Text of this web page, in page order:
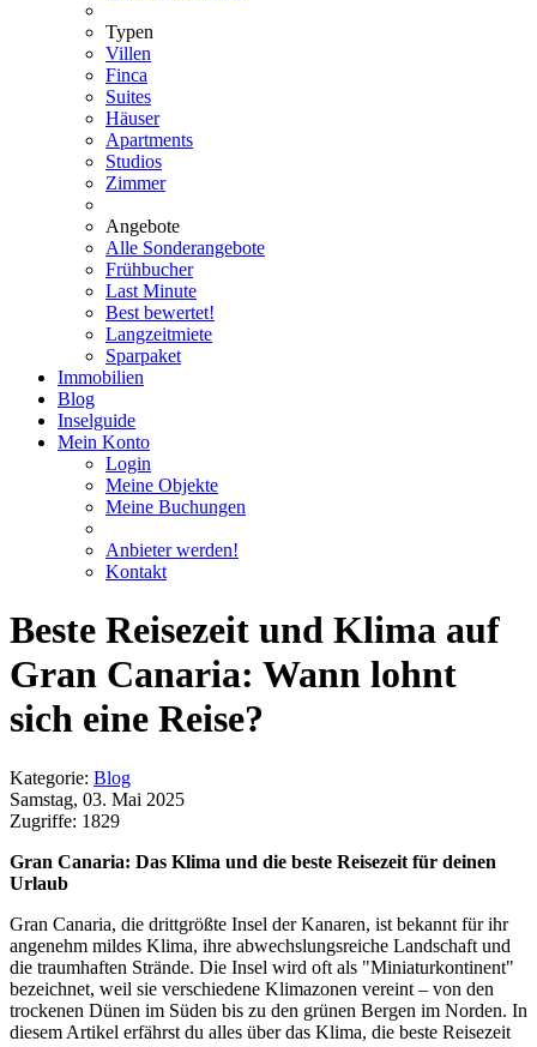
Typen
Villen
Finca
Suites
Häuser
Apartments
Studios
Zimmer
Angebote
Alle Sonderangebote
Frühbucher
Last Minute
Best bewertet!
Langzeitmiete
Sparpaket
Immobilien
Blog
Inselguide
Mein Konto
Login
Meine Objekte
Meine Buchungen
Anbieter werden!
Kontakt
Beste Reisezeit und Klima auf
Gran Canaria: Wann lohnt
sich eine Reise?
Kategorie: Blog
Samstag, 03. Mai 2025
Zugriffe: 1829
Gran Canaria: Das Klima und die beste Reisezeit für deinen
Urlaub
Gran Canaria, die drittgrößte Insel der Kanaren, ist bekannt für ihr
angenehm mildes Klima, ihre abwechslungsreiche Landschaft und
die traumhaften Strände. Die Insel wird oft als "Miniaturkontinent"
bezeichnet, weil sie verschiedene Klimazonen vereint – von den
trockenen Dünen im Süden bis zu den grünen Bergen im Norden. In
diesem Artikel erfährst du alles über das Klima, die beste Reisezeit